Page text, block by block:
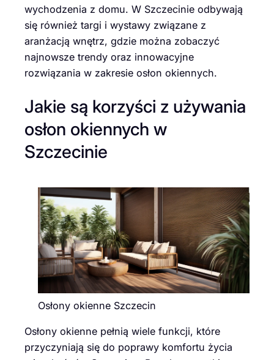
wychodzenia z domu. W Szczecinie odbywają
się również targi i wystawy związane z
aranżacją wnętrz, gdzie można zobaczyć
najnowsze trendy oraz innowacyjne
rozwiązania w zakresie osłon okiennych.
Jakie są korzyści z używania
osłon okiennych w
Szczecinie
Osłony okienne Szczecin
Osłony okienne pełnią wiele funkcji, które
przyczyniają się do poprawy komfortu życia